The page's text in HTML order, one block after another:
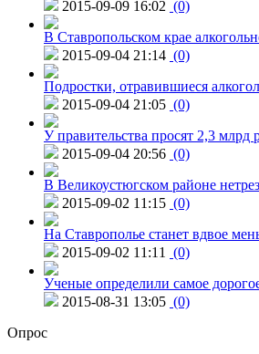
2015-09-09 16:02 (0)
В Ставропольском крае
2015-09-04 21:14 (0)
Подростки, отравившиеся
2015-09-04 21:05 (0)
У правительства просят 2,3 млрд
2015-09-04 20:56 (0)
В Великоустюгском районе
2015-09-02 11:15 (0)
На Ставрополье станет вдвое
2015-09-02 11:11
(0)
Ученые определили самое
2015-08-31 13:05 (0)
Опрос